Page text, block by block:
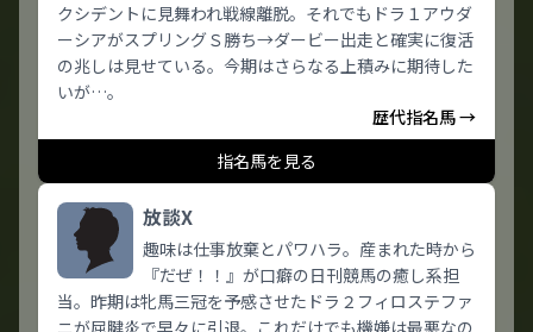
クシデントに見舞われ戦線離脱。それでもドラ１アウダ
ーシアがスプリングＳ勝ち→ダービー出走と確実に復活
の兆しは見せている。今期はさらなる上積みに期待した
いが…。
歴代指名馬 →
指名馬を見る
放談X
趣味は仕事放棄とパワハラ。産まれた時から
『だぜ！！』が口癖の日刊競馬の癒し系担
当。昨期は牝馬三冠を予感させたドラ２フィロステファ
ニが屈腱炎で早々に引退。これだけでも機嫌は最悪なの